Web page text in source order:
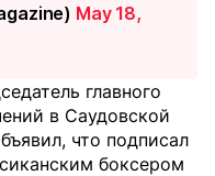
May 18,
главного
в Саудовской
что подписал
боксером